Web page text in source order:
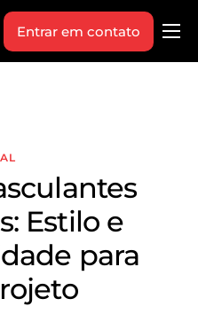
Entrar em contato
Estilo e
para